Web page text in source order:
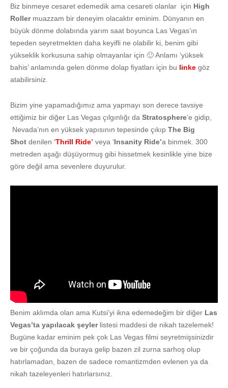
Biz binmeye cesaret edemedik ama cesareti olanlar için High
Rollermuazzam bir deneyim olacaktır eminim. Dünyanın en
büyük dönme dolabında yarım saat boyunca Las Vegas’ın
tepeden seyretmekten daha keyifli ne olabilir ki, benim gibi
yükseklik korkusuna sahip olmayanlar için 🙂 Anlamı ‘yüksek
bahis’ anlamında gelen dönme dolap fiyatları için bu linke göz
atabilirsiniz.
Bizim yine yapamadığımız ama yapmayı son derece tavsiye
ettiğimiz bir diğer Las Vegas çılgınlığı da Stratosphere’e gidip,
Nevada’nın en yüksek yapısının tepesinde çıkıp The Big
Shot denilen ‘Thrill Ride’ veya ‘Insanity Ride’a binmek. 300
metreden aşağı düşüyormuş gibi hissetmek kesinlikle yine bize
göre değil ama sevenlere duyurulur.
Benim aklımda olan ama Kutsi’yi ikna edemedeğim bir diğer Las
Vegas’ta yapılacak şeylerlistesi maddesi de nikah tazelemek!
Bugüne kadar eminim pek çok Las Vegas filmi seyretmişsinizdir
ve bir çoğunda da buraya gelip bazen zil zurna sarhoş olup
hatırlamadan, bazen de sadece romantizmden evlenen ya da
nikah tazeleyenleri hatırlarsınız.